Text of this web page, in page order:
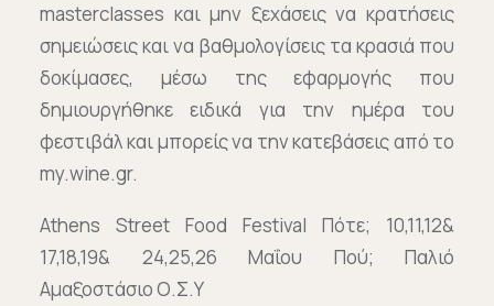
masterclasses και μην ξεχάσεις να κρατήσεις
σημειώσεις και να βαθμολογίσεις τα κρασιά που
δοκίμασες, μέσω της εφαρμογής που
δημιουργήθηκε ειδικά για την ημέρα του
φεστιβάλ και μπορείς να την κατεβάσεις από το
my.wine.gr.
Athens Street Food Festival Πότε; 10,11,12&
17,18,19& 24,25,26 Μαΐου Πού; Παλιό
Αμαξοστάσιο Ο.Σ.Υ